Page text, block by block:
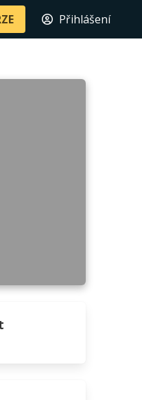
Přihlášení